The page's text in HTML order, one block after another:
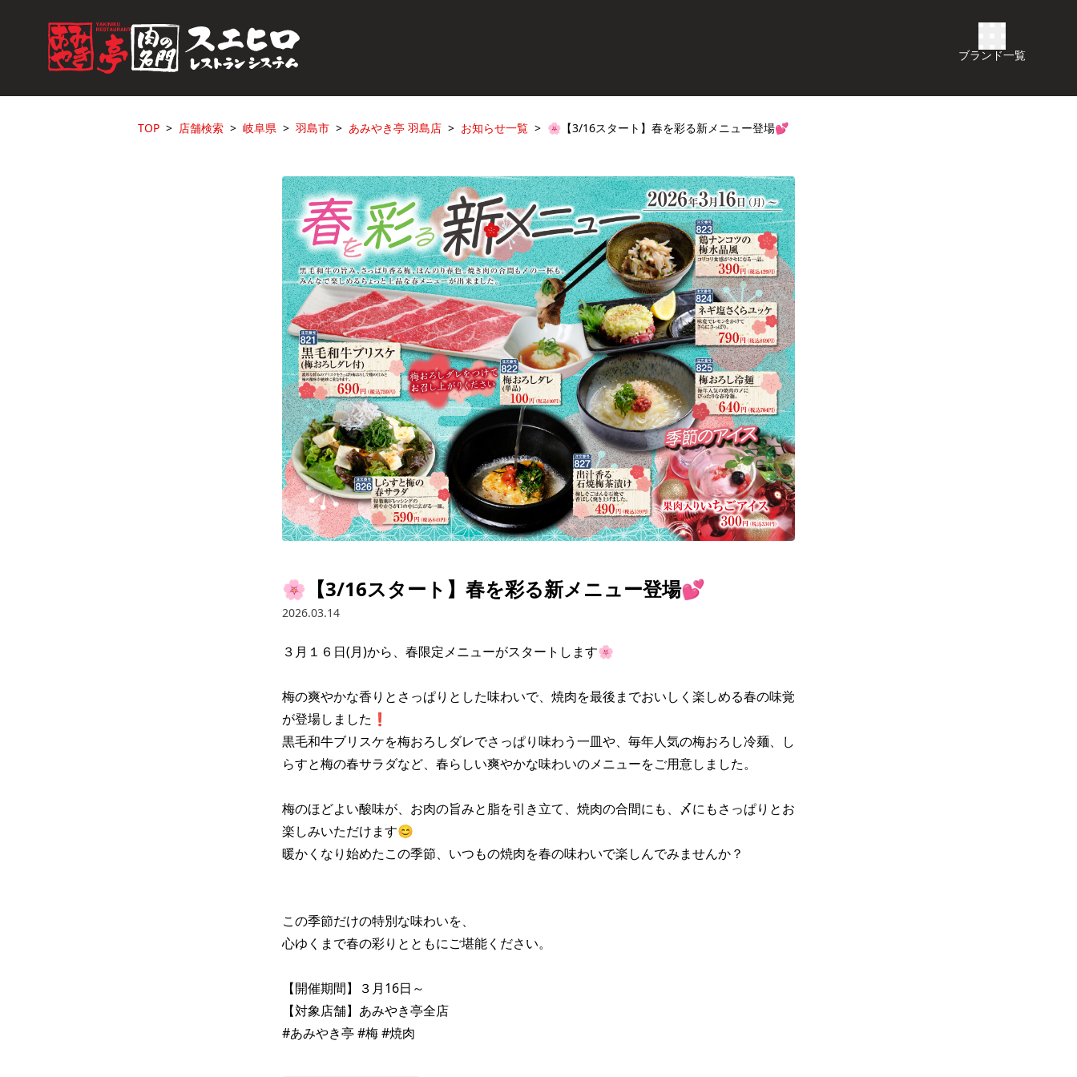
ブランド一覧
TOP 店舗検索 岐阜県 羽島市 あみやき亭 羽島店 お知らせ一覧 🌸【3/16スタート】春を彩る新メニュー登場💕
🌸【3/16スタート】春を彩る新メニュー登場💕
2026.03.14
３月１６日(月)から、春限定メニューがスタートします🌸
梅の爽やかな香りとさっぱりとした味わいで、焼肉を最後までおいしく楽しめる春の味覚
が登場しました❗
黒毛和牛ブリスケを梅おろしダレでさっぱり味わう一皿や、毎年人気の梅おろし冷麺、し
らすと梅の春サラダなど、春らしい爽やかな味わいのメニューをご用意しました。
梅のほどよい酸味が、お肉の旨みと脂を引き立て、焼肉の合間にも、〆にもさっぱりとお
楽しみいただけます😊
暖かくなり始めたこの季節、いつもの焼肉を春の味わいで楽しんでみませんか？
この季節だけの特別な味わいを、
心ゆくまで春の彩りとともにご堪能ください。
【開催期間】３月16日～
【対象店舗】あみやき亭全店
#あみやき亭 #梅 #焼肉